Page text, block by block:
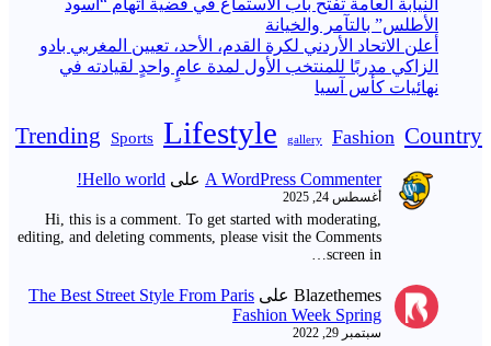
الأطلس” بالتآمر والخيانة
أعلن الاتحاد الأردني لكرة القدم، الأحد، تعيين المغربي بادو
الزاكي مدربًا للمنتخب الأول لمدة عامٍ واحدٍ لقيادته ​في
نهائيات كأس آسيا
Country
Fashion
gallery
Lifestyle
Sports
Trending
A WordPress Commenter على Hello world!
أغسطس 24, 2025
Hi, this is a comment. To get started with moderating,
editing, and deleting comments, please visit the Comments
screen in…
Blazethemes على The Best Street Style From Paris
Fashion Week Spring
سبتمبر 29, 2022